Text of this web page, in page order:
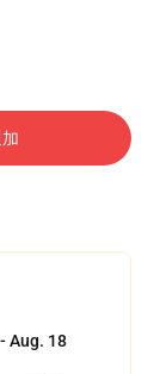
Aug. 18